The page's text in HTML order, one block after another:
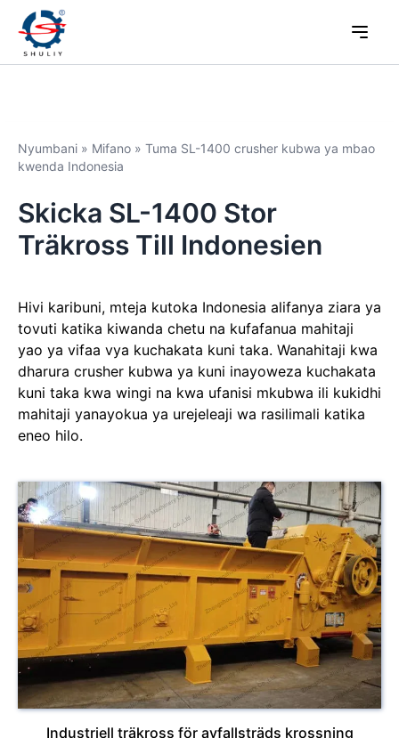
Nyumbani » Mifano » Tuma SL-1400 crusher kubwa ya mbao
kwenda Indonesia
Skicka SL-1400 Stor
Träkross Till Indonesien
Hivi karibuni, mteja kutoka Indonesia alifanya ziara ya
tovuti katika kiwanda chetu na kufafanua mahitaji
yao ya vifaa vya kuchakata kuni taka. Wanahitaji kwa
dharura crusher kubwa ya kuni inayoweza kuchakata
kuni taka kwa wingi na kwa ufanisi mkubwa ili kukidhi
mahitaji yanayokua ya urejeleaji wa rasilimali katika
eneo hilo.
Industriell träkross för avfallsträds krossning